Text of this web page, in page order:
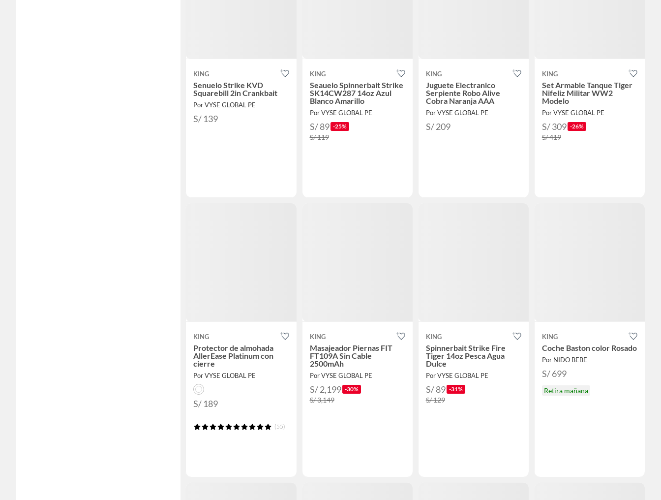
KING
Senuelo Strike KVD
Squarebill 2in Crankbait
Por VYSE GLOBAL PE
S/ 139
KING
Seauelo Spinnerbait Strike
SK14CW287 14oz Azul
Blanco Amarillo
Por VYSE GLOBAL PE
S/ 89 -25%
S/ 119
KING
Juguete Electranico
Serpiente Robo Alive
Cobra Naranja AAA
Por VYSE GLOBAL PE
S/ 209
KING
Set Armable Tanque Tiger
Nifeliz Militar WW2
Modelo
Por VYSE GLOBAL PE
S/ 309 -26%
S/ 419
KING
Protector de almohada
AllerEase Platinum con
cierre
Por VYSE GLOBAL PE
S/ 189
(55)
KING
Masajeador Piernas FIT
FT109A Sin Cable
2500mAh
Por VYSE GLOBAL PE
S/ 2,199 -30%
S/ 3,149
KING
Spinnerbait Strike Fire
Tiger 14oz Pesca Agua
Dulce
Por VYSE GLOBAL PE
S/ 89 -31%
S/ 129
KING
Coche Baston color Rosado
Por NIDO BEBE
S/ 699
Retira mañana